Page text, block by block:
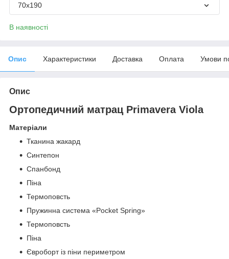
70х190
В наявності
Опис Характеристики Доставка Оплата Умови
Опис
Ортопедичний матрац Primavera Viola
Матеріали
Тканина жакард
Синтепон
Спанбонд
Піна
Термоповсть
Пружинна система «Pocket Spring»
Термоповсть
Піна
Євроборт із піни периметром